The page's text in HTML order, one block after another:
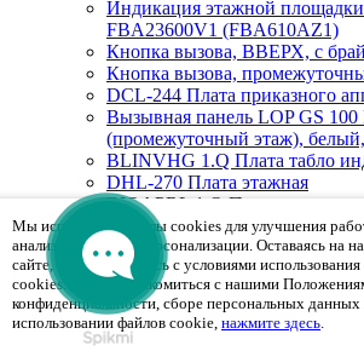
Индикация этажной
FBA23600V1 (FBA610AZ1)
Кнопка вызова, ВВЕРХ, с
Кнопка вызова,
DCL-244 Плата приказного
Вызывная панель LOP GS 100
(промежуточный этаж),
BLINVHG 1.Q Плата табло
DHL-270 Плата этажная
BIOAPRL 1.Q Плата
Schindler 300AP
Вызывная панель LOP GS 300
Вниз), белый, врезной
MAD1.Q Плата индикации
Вызывная панель
мет.кнопки) 85х240х2mm
Мы используем файлы cookies для улучшения
анализа трафика и персонализации. Оставаясь на
сайте, вы соглашаетесь с условиями
cookies. Чтобы ознакомиться с нашими
конфиденциальности, сборе персональных данных
использовании файлов cookie, нажмите здесь.